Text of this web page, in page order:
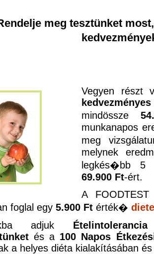
meg tesztünket
Vegyen részt
kedvezményes
mindössze
munkanapos
meg
melynek
legkés�bb 5
69.900 Ft-ért.
A
foglal egy 5.900 Ft érték�
adjuk
és a 100 Napos
a helyes diéta kialakításában